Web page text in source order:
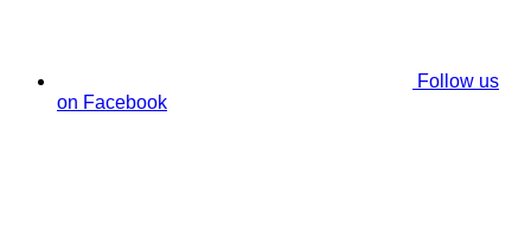
Follow us
on Facebook